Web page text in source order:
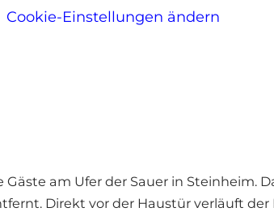
Cookie-Einstellungen ändern
am Ufer der Sauer in Steinheim.
Direkt vor der Haustür verläuft der